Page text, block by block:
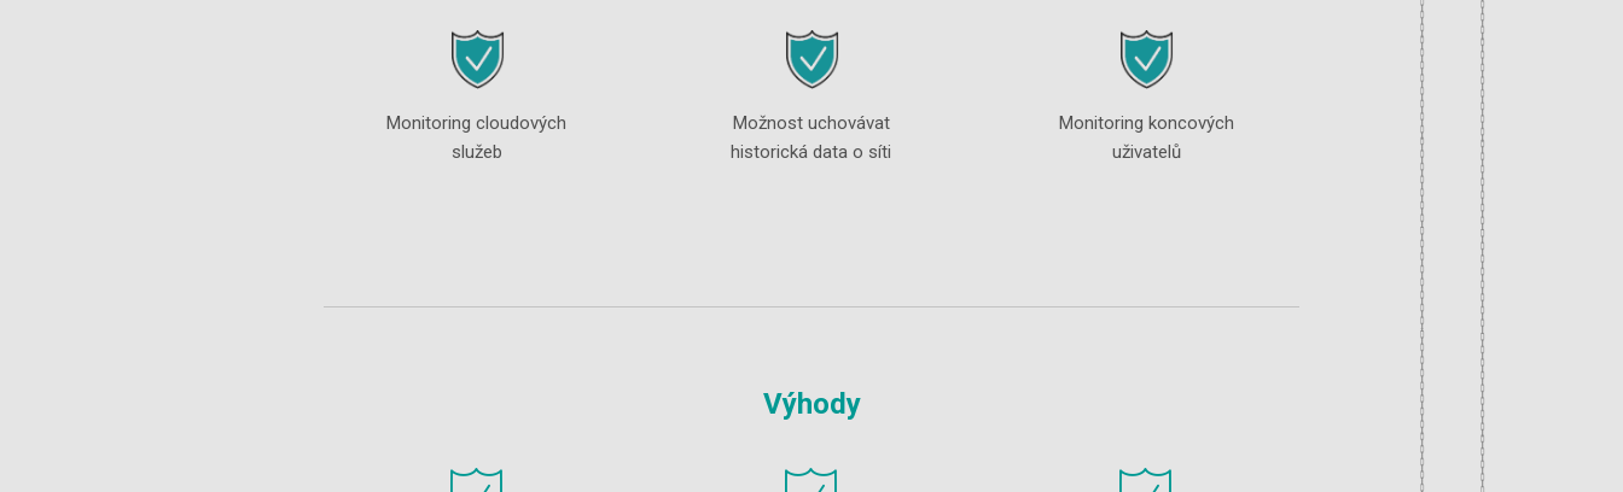
Monitoring cloudových
služeb
Možnost uchovávat
historická data o síti
Monitoring koncových
uživatelů
Výhody